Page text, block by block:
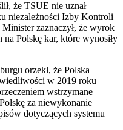
że TSUE nie uznał
niezależności Izby Kontroli
zaznaczył, że wyrok
na Polskę kar, które wynosiły
orzekł, że Polska
w 2019 roku
wstrzymane
za niewykonanie
dotyczących systemu